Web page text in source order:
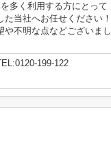
多く利用する方にとって
当社へお任せください！
や不明な点などございまし
199-122